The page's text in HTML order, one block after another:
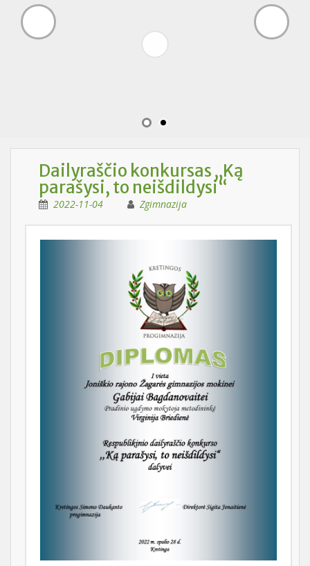
Dailyraščio konkursas „Ką
parašysi, to neišdildysi“
2022-11-04 Zgimnazija